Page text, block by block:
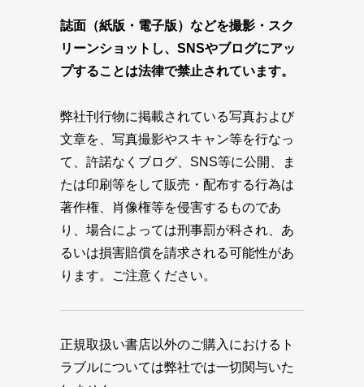
誌面（紙版・電子版）などを撮影・スク
リーンショットし、SNSやブログにアッ
プすることは法律で禁止されています。
弊社刊行物に掲載されている写真および
文章を、写真撮影やスキャン等を行なっ
て、許諾なくブログ、SNS等に公開、ま
たは印刷等をして販売・配布する行為は
著作権、肖像権等を侵害するものであ
り、場合によっては刑事罰が科され、あ
るいは損害賠償を請求される可能性があ
ります。ご注意ください。
正規取扱い書店以外のご購入におけるト
ラブルについては弊社では一切関与いた